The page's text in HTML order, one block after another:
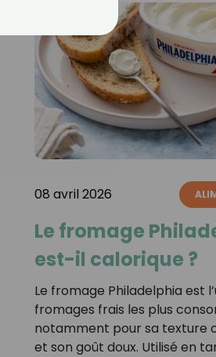
08 avril 2026
Le fromage
est-il calorique ?
Le fromage Philadelphia est
fromages frais les plus
notamment pour sa texture
et son goût doux. Utilisé en